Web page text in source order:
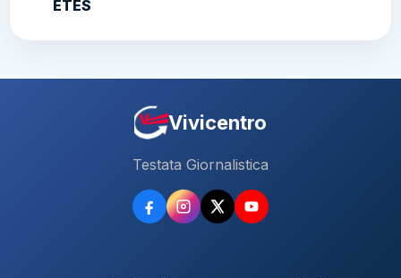
ETES
Vivicentro
Testata Giornalistica